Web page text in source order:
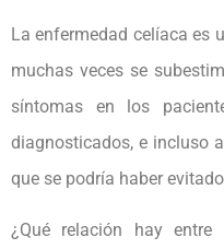
La enfermedad celíaca es
muchas veces se
síntomas en los
diagnosticados, e incluso
que se podría haber
¿Qué relación hay